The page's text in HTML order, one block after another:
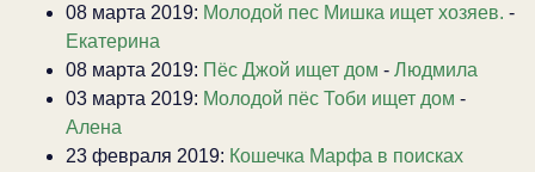
08 марта 2019: Молодой пес Мишка ищет хозяев. -
Екатерина
08 марта 2019: Пёс Джой ищет дом - Людмила
03 марта 2019: Молодой пёс Тоби ищет дом -
Алена
23 февраля 2019: Кошечка Марфа в поисках